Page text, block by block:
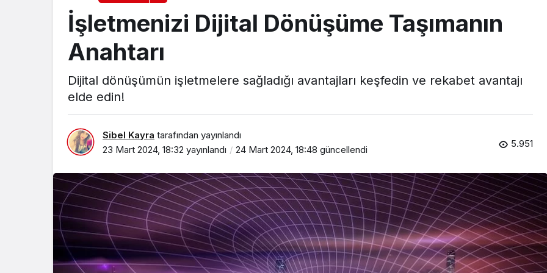
İşletmenizi Dijital Dönüşüme Taşımanın
Anahtarı
Dijital dönüşümün işletmelere sağladığı avantajları keşfedin ve rekabet avantajı
elde edin!
Sibel Kayra tarafından yayınlandı
23 Mart 2024, 18:32 yayınlandı 24 Mart 2024, 18:48 güncellendi 5.951